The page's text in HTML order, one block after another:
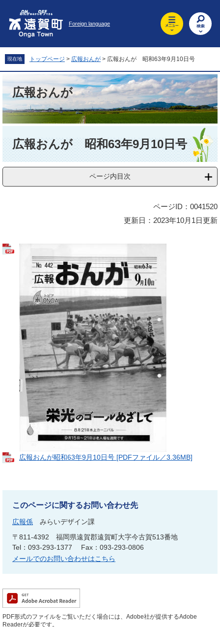
先
頭
を
飛
文
へ
Foreign language
現在地 トップページ > 広報おんが > 広報おんが 昭和63年9月10日号
広報おんが
広報おんが 昭和63年9月10日号
ページ内目次
ページID：0041520
更新日：2023年10月1日更新
広報おんが昭和63年9月10日号 [PDFファイル／3.36MB]
このページに関するお問い合わせ先
広報係
みらいデザイン課
〒811-4392
福岡県遠賀郡遠賀町大字今古賀513番地
Tel：093-293-1377
Fax：093-293-0806
メールでのお問い合わせはこちら
PDF形式のファイルをご覧いただく場合には、Adobe社が提供するAdobe
Readerが必要です。